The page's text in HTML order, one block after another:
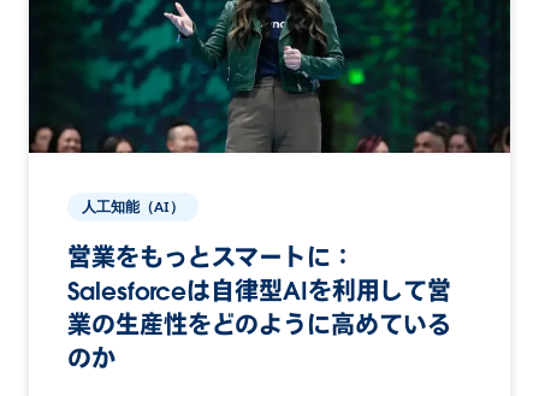
人工知能（AI）
営業をもっとスマートに：
Salesforceは自律型AIを利用して営
業の生産性をどのように高めている
のか